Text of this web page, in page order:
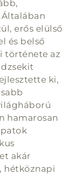
Általában
erős elülső
és belső
története az
dzsekit
ki,
hamarosan
akár
hétköznapi